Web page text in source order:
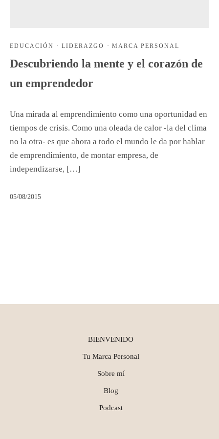
EDUCACIÓN · LIDERAZGO · MARCA PERSONAL
Descubriendo la mente y el corazón de
un emprendedor
Una mirada al emprendimiento como una oportunidad en
tiempos de crisis. Como una oleada de calor -la del clima
no la otra- es que ahora a todo el mundo le da por hablar
de emprendimiento, de montar empresa, de
independizarse, […]
05/08/2015
BIENVENIDO
Tu Marca Personal
Sobre mí
Blog
Podcast